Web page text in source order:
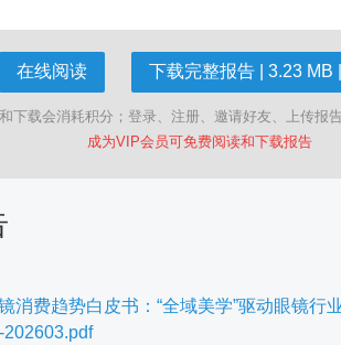
在线阅读 下载完整报告 | 3.23 MB
下载会消耗积分；登录、注册、邀请好友、上传报
成为VIP会员可免费阅读和下载报告
消费趋势白皮书：“全域美学”驱动眼镜行